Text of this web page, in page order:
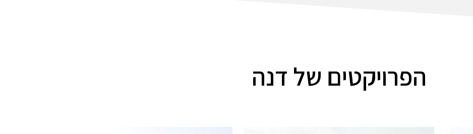
הפרויקטים של דנה